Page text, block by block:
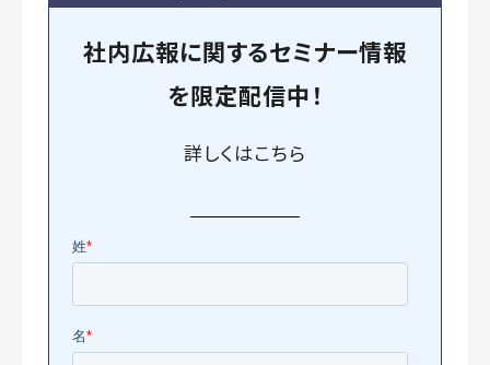
社内広報に関するセミナー情報
を限定配信中！
詳しくはこちら